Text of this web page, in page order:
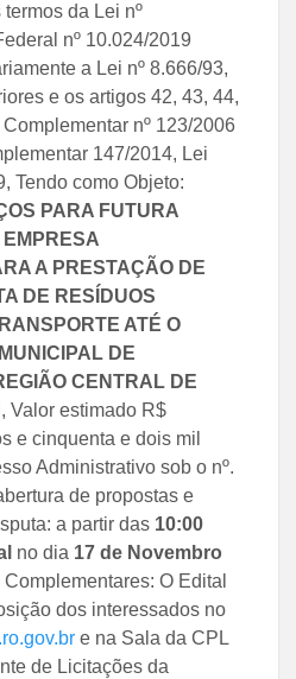
da Lei nº
nº 10.024/2019
a Lei nº 8.666/93,
e os artigos 42, 43, 44,
nº 123/2006
147/2014, Lei
Tendo como Objeto:
PARA FUTURA
A PRESTAÇÃO DE
DE RESÍDUOS
ATÉ O
DE
CENTRAL DE
, Valor estimado R$
e cinquenta e dois mil
Administrativo sob o nº.
de propostas e
a partir das 10:00
no dia 17 de Novembro
O Edital
dos interessados no
e na Sala da CPL
de Licitações da